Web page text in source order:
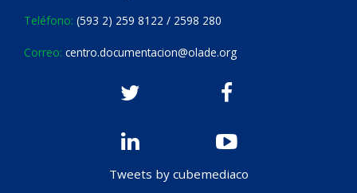
Teléfono: (593 2) 259 8122 / 2598 280
Correo: centro.documentacion@olade.org
Tweets by cubemediaco